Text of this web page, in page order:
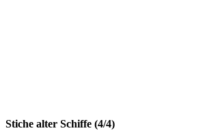
Stiche alter Schiffe (4/4)